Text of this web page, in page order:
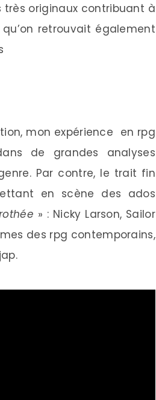
originaux contribuant à
retrouvait également
mon expérience en rpg
de grandes analyses
Par contre, le trait fin
en scène des ados
» : Nicky Larson, Sailor
des rpg contemporains,